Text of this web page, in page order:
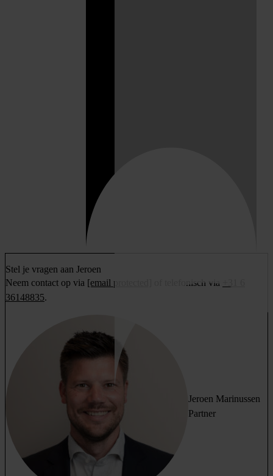
Stel je vragen aan Jeroen
Neem contact op via [email protected] of telefonisch via
36148835.
Jeroen Marinussen
Partner